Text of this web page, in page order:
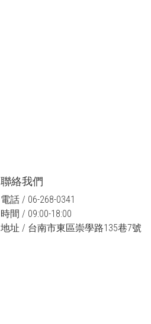
聯絡我們
電話 / 06-268-0341
時間 / 09:00-18:00
地址 / 台南市東區崇學路135巷7號